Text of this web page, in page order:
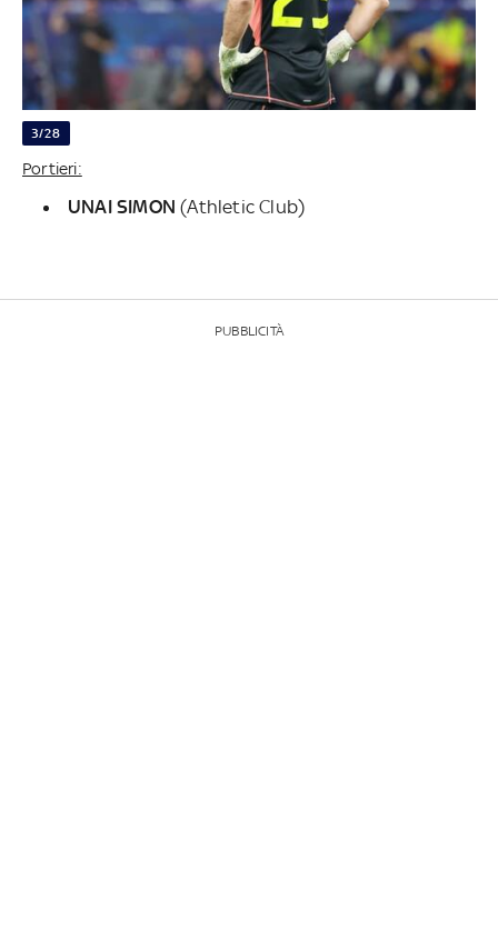
3/28
Portieri:
UNAI SIMON (Athletic Club)
PUBBLICITÀ